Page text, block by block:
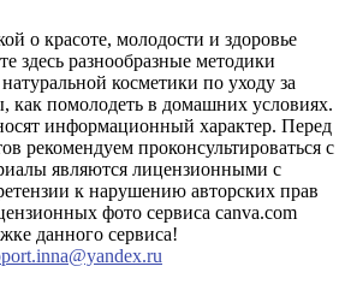
о красоте, молодости и здоровье
здесь разнообразные методики
косметики по уходу за
как помолодеть в домашних условиях.
информационный характер. Перед
рекомендуем проконсультироваться с
являются лицензионными с
к нарушению авторских прав
фото сервиса canva.com
данного сервиса!